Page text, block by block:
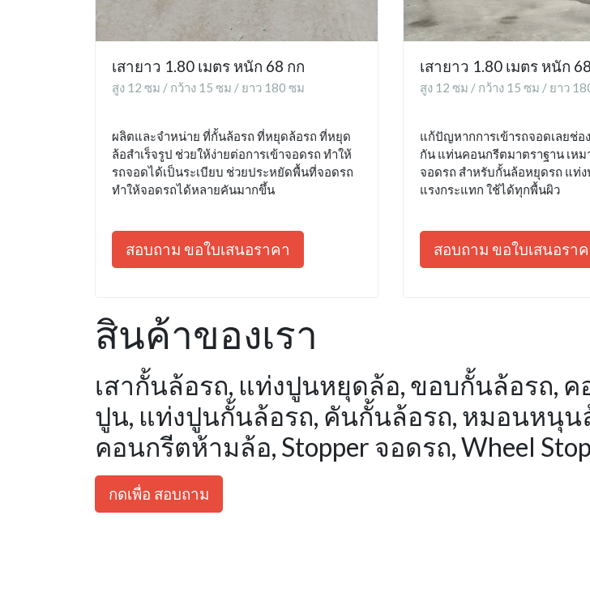
เสายาว 1.80 เมตร หนัก 68 กก
สูง 12 ซม / กว้าง 15 ซม / ยาว 180 ซม
ผลิตและจำหน่าย ที่กั้นล้อรถ ที่หยุดล้อรถ ที่หยุด
ล้อสำเร็จรูป ช่วยให้ง่ายต่อการเข้าจอดรถ ทำให้
รถจอดได้เป็นระเบียบ ช่วยประหยัดพื้นที่จอดรถ
ทำให้จอดรถได้หลายคันมากขึ้น
สอบถาม ขอใบเสนอราคา
เสายาว 1.80 เมตร หนัก
สูง 12 ซม / กว้าง 15 ซม / ยาว
แก้ปัญหากการเข้ารถจอดเลยช่อ
กัน แท่นคอนกรีตมาตราฐาน เห
จอดรถ สำหรับกั้นล้อหยุดรถ แท่
แรงกระแทก ใช้ได้ทุกพื้นผิว
สอบถาม ขอใบเสนอรา
สินค้าของเรา
เสากั้นล้อรถ, แท่งปูนหยุดล้อ, ขอบกั้นล้อรถ,
ปูน, แท่งปูนกั้นล้อรถ, คันกั้นล้อรถ, หมอนหนุ
คอนกรีตห้ามล้อ, Stopper จอดรถ, Wheel
กดเพื่อ สอบถาม